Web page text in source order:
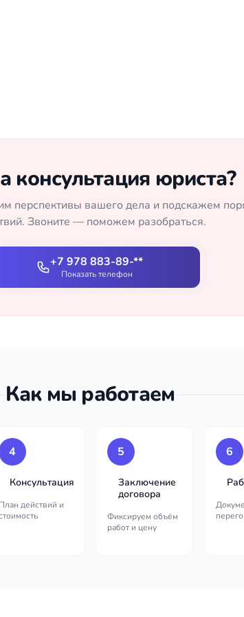
консультация юриста?
перспективы вашего дела и подскажем
Звоните — поможем разобраться.
+7 978 883-89-**
Показать телефон
Как мы работаем
4
Консультация
План действий и
5
Заключение
договора
Фиксируем объём
работ и цену
6